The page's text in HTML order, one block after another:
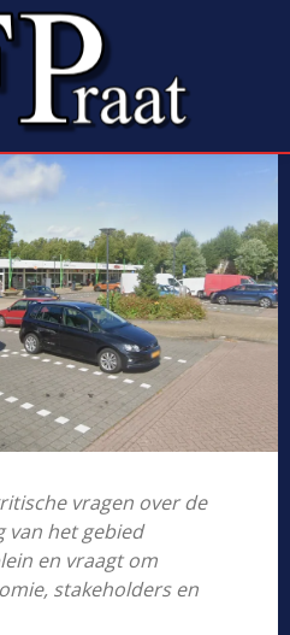
vragen over de
van het gebied
en vraagt om
stakeholders en